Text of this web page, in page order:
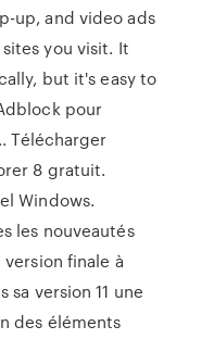
up, and video ads
you visit. It
but it's easy to
pour
Télécharger
8 gratuit.
Windows.
les nouveautés
finale à
version 11 une
des éléments